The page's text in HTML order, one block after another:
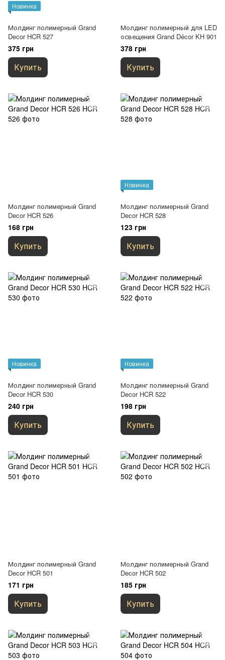
Новинка
Молдинг полимерный Grand
Decor HCR 527
375 грн
Купить
Молдинг полимерный для LED
освещения Grand Décor KH 901
378 грн
Купить
Молдинг полимерный Grand
Decor HCR 526
168 грн
Купить
Новинка
Молдинг полимерный Grand
Decor HCR 528
123 грн
Купить
Новинка
Молдинг полимерный Grand
Decor HCR 530
240 грн
Купить
Новинка
Молдинг полимерный Grand
Decor HCR 522
198 грн
Купить
Молдинг полимерный Grand
Decor HCR 501
171 грн
Купить
Молдинг полимерный Grand
Decor HCR 502
185 грн
Купить